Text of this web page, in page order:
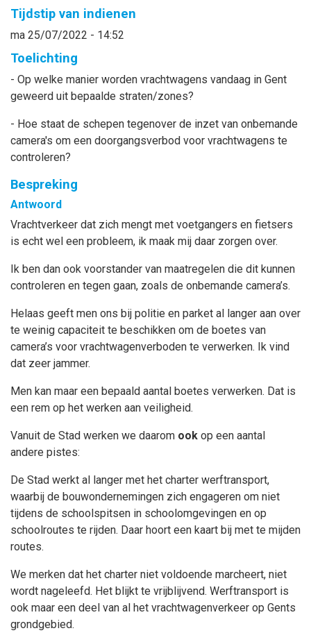
Tijdstip van indienen
ma 25/07/2022 - 14:52
Toelichting
- Op welke manier worden vrachtwagens vandaag in Gent
geweerd uit bepaalde straten/zones?
- Hoe staat de schepen tegenover de inzet van onbemande
camera's om een doorgangsverbod voor vrachtwagens te
controleren?
Bespreking
Antwoord
Vrachtverkeer dat zich mengt met voetgangers en fietsers
is echt wel een probleem, ik maak mij daar zorgen over.
Ik ben dan ook voorstander van maatregelen die dit kunnen
controleren en tegen gaan, zoals de onbemande camera’s.
Helaas geeft men ons bij politie en parket al langer aan over
te weinig capaciteit te beschikken om de boetes van
camera’s voor vrachtwagenverboden te verwerken. Ik vind
dat zeer jammer.
Men kan maar een bepaald aantal boetes verwerken. Dat is
een rem op het werken aan veiligheid.
Vanuit de Stad werken we daarom ook op een aantal
andere pistes:
De Stad werkt al langer met het charter werftransport,
waarbij de bouwondernemingen zich engageren om niet
tijdens de schoolspitsen in schoolomgevingen en op
schoolroutes te rijden. Daar hoort een kaart bij met te mijden
routes.
We merken dat het charter niet voldoende marcheert, niet
wordt nageleefd. Het blijkt te vrijblijvend. Werftransport is
ook maar een deel van al het vrachtwagenverkeer op Gents
grondgebied.